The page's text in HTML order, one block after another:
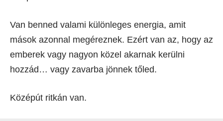
Van benned valami különleges energia, amit
mások azonnal megéreznek. Ezért van az, hogy az
emberek vagy nagyon közel akarnak kerülni
hozzád… vagy zavarba jönnek tőled.
Középút ritkán van.